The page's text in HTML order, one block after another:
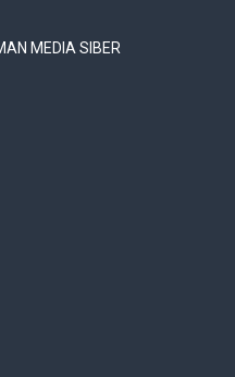
MEDIA SIBER